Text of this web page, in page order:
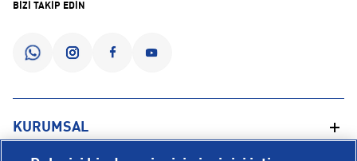
BİZİ TAKİP EDİN
KURUMSAL